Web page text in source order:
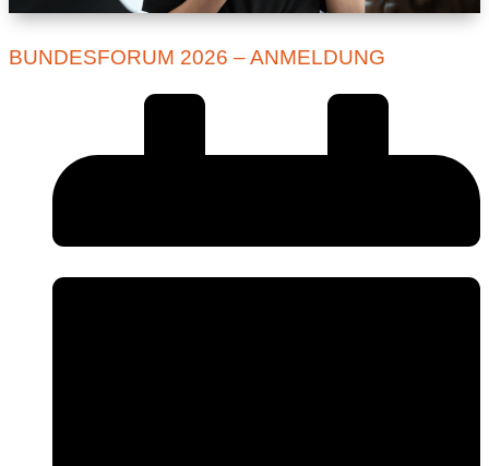
BUNDESFORUM 2026 – ANMELDUNG